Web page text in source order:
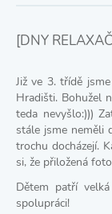
[DNY
Již ve 3. třídě
Hradišti. Bohužel
teda nevyšlo:)))
stále jsme neměli
trochu docházejí.
si, že přiložená
Dětem patří
spolupráci!